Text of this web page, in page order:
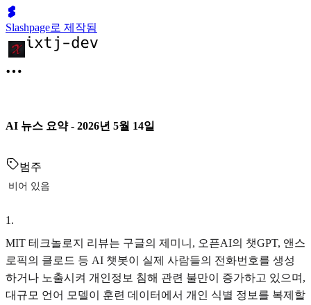
Slashpage로 제작됨
AI 뉴스 요약 - 2026년 5월 14일
범주
비어 있음
1 .
MIT 테크놀로지 리뷰는 구글의 제미니, 오픈AI의 챗GPT, 앤스
로픽의 클로드 등 AI 챗봇이 실제 사람들의 전화번호를 생성
하거나 노출시켜 개인정보 침해 관련 불만이 증가하고 있으며,
대규모 언어 모델이 훈련 데이터에서 개인 식별 정보를 복제할